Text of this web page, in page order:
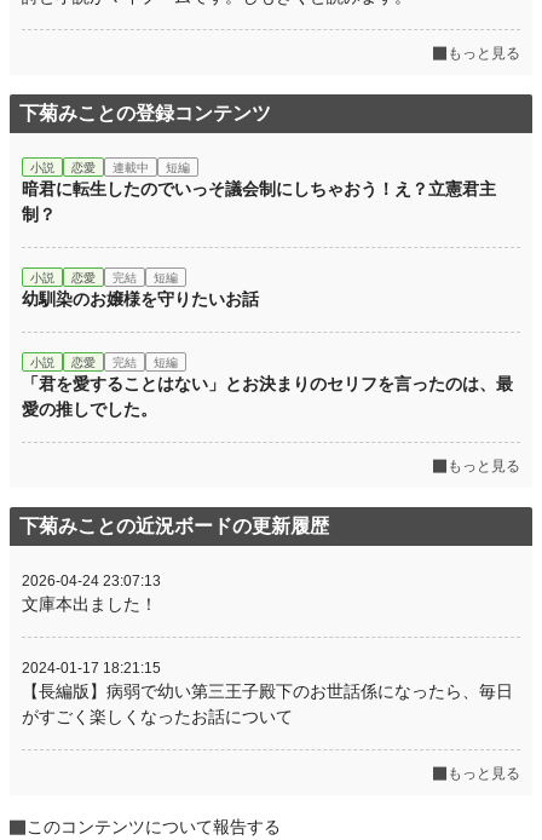
もっと見る
下菊みことの登録コンテンツ
小説 恋愛 連載中 短編
暗君に転生したのでいっそ議会制にしちゃおう！え？立憲君主
制？
小説 恋愛 完結 短編
幼馴染のお嬢様を守りたいお話
小説 恋愛 完結 短編
「君を愛することはない」とお決まりのセリフを言ったのは、最
愛の推しでした。
もっと見る
下菊みことの近況ボードの更新履歴
2026-04-24 23:07:13
文庫本出ました！
2024-01-17 18:21:15
【長編版】病弱で幼い第三王子殿下のお世話係になったら、毎日
がすごく楽しくなったお話について
もっと見る
このコンテンツについて報告する